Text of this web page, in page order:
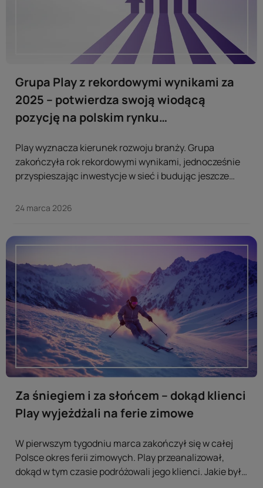
Grupa Play z rekordowymi wynikami za
2025 – potwierdza swoją wiodącą
pozycję na polskim rynku
Play wyznacza kierunek rozwoju branży. Grupa
zakończyła rok rekordowymi wynikami, jednocześnie
przyspieszając inwestycje w sieć i budując jeszcze
dalszego wzrostu spółki. ...
24 marca 2026
Za śniegiem i za słońcem – dokąd klienci
Play wyjeżdżali na ferie zimowe
W pierwszym tygodniu marca zakończył się w całej
Polsce okres ferii zimowych. Play przeanalizował,
dokąd w tym czasie podróżowali jego klienci. Jakie były